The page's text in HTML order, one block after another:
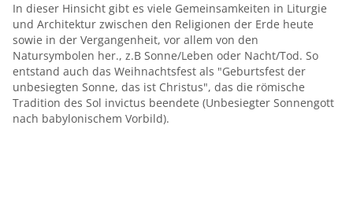
In dieser Hinsicht gibt es viele Gemeinsamkeiten in Liturgie
und Architektur zwischen den Religionen der Erde heute
sowie in der Vergangenheit, vor allem von den
Natursymbolen her., z.B Sonne/Leben oder Nacht/Tod. So
entstand auch das Weihnachtsfest als "Geburtsfest der
unbesiegten Sonne, das ist Christus", das die römische
Tradition des Sol invictus beendete (Unbesiegter Sonnengott
nach babylonischem Vorbild).